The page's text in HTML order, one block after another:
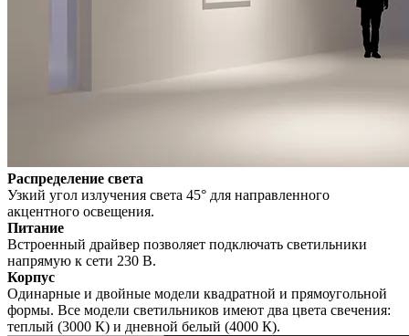
Распределение света
Узкий угол излучения света 45° для направленного
акцентного освещения.
Питание
Встроенный драйвер позволяет подключать светильники
напрямую к сети 230 В.
Корпус
Одинарные и двойные модели квадратной и прямоугольной
формы. Все модели светильников имеют два цвета свечения:
теплый (3000 К) и дневной белый (4000 К).